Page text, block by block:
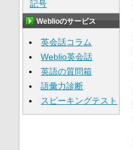
記号
Weblioのサービス
英会話コラム
Weblio英会話
英語の質問箱
語彙力診断
スピーキングテスト